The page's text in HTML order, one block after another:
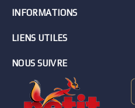
INFORMATIONS
LIENS UTILES
NOUS SUIVRE